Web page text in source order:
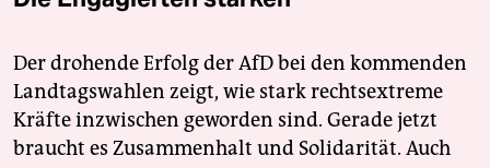
Der drohende Erfolg der AfD bei den kommenden
Landtagswahlen zeigt, wie stark rechtsextreme
Kräfte inzwischen geworden sind. Gerade jetzt
braucht es Zusammenhalt und Solidarität. Auch